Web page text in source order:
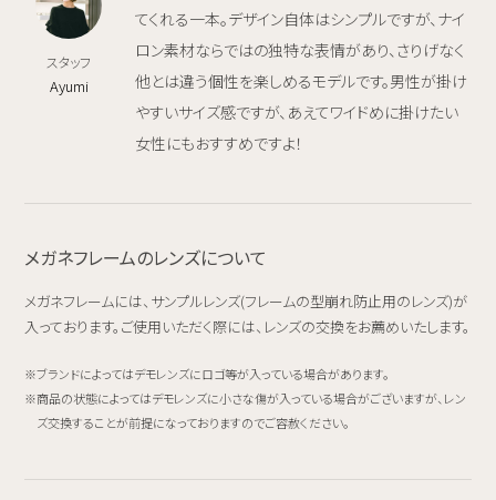
スタッフ
Ayumi
てくれる一本。デザイン自体はシンプルですが、ナイ
ロン素材ならではの独特な表情があり、さりげなく
他とは違う個性を楽しめるモデルです。男性が掛け
やすいサイズ感ですが、あえてワイドめに掛けたい
女性にもおすすめですよ！
メガネフレームのレンズについて
メガネフレームには、サンプルレンズ(フレームの型崩れ防止用のレンズ)が
入っております。ご使用いただく際には、レンズの交換をお薦めいたします。
ブランドによってはデモレンズにロゴ等が入っている場合があります。
商品の状態によってはデモレンズに小さな傷が入っている場合がございますが、レン
ズ交換することが前提になっておりますのでご容赦ください。